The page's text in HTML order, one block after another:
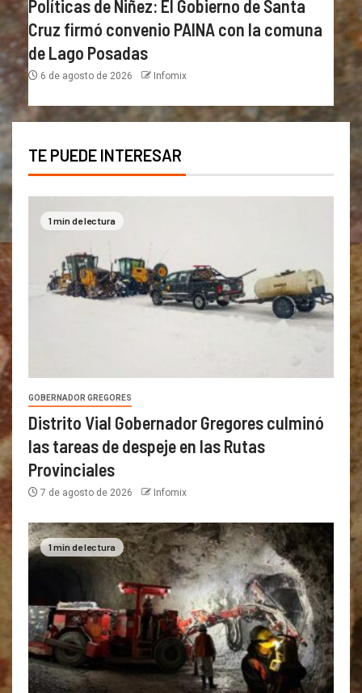
Políticas de Niñez: El Gobierno de Santa
Cruz firmó convenio PAINA con la comuna
de Lago Posadas
6 de agosto de 2026 Infomix
TE PUEDE INTERESAR
1 min de lectura
GOBERNADOR GREGORES
Distrito Vial Gobernador Gregores culminó
las tareas de despeje en las Rutas
Provinciales
7 de agosto de 2026 Infomix
1 min de lectura